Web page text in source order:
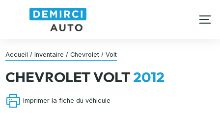
Accueil / Inventaire / Chevrolet / Volt
CHEVROLETVOLT2012
Imprimer la fiche du véhicule